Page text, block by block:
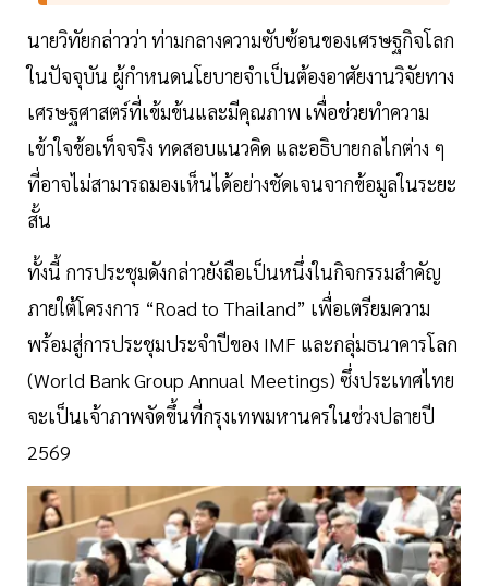
นายวิทัยกล่าวว่า ท่ามกลางความซับซ้อนของเศรษฐกิจโลก
ในปัจจุบัน ผู้กำหนดนโยบายจำเป็นต้องอาศัยงานวิจัยทาง
เศรษฐศาสตร์ที่เข้มข้นและมีคุณภาพ เพื่อช่วยทำความ
เข้าใจข้อเท็จจริง ทดสอบแนวคิด และอธิบายกลไกต่าง ๆ
ที่อาจไม่สามารถมองเห็นได้อย่างชัดเจนจากข้อมูลในระยะ
สั้น
ทั้งนี้ การประชุมดังกล่าวยังถือเป็นหนึ่งในกิจกรรมสำคัญ
ภายใต้โครงการ “Road to Thailand” เพื่อเตรียมความ
พร้อมสู่การประชุมประจำปีของ IMF และกลุ่มธนาคารโลก
(World Bank Group Annual Meetings) ซึ่งประเทศไทย
จะเป็นเจ้าภาพจัดขึ้นที่กรุงเทพมหานครในช่วงปลายปี
2569